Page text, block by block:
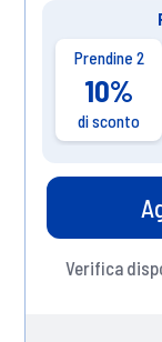
Prendine 2
10%
di sconto
Verifica